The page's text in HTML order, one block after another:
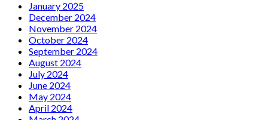
January 2025
December 2024
November 2024
October 2024
September 2024
August 2024
July 2024
June 2024
May 2024
April 2024